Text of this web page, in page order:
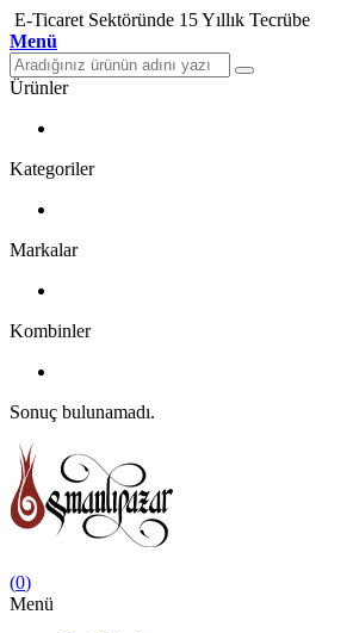
E-Ticaret Sektöründe 15 Yıllık Tecrübe
Menü
Ürünler
Kategoriler
Markalar
Kombinler
Sonuç bulunamadı.
(0)
Menü